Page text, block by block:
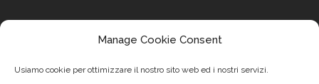
Manage Cookie Consent
Usiamo cookie per ottimizzare il nostro sito web ed i nostri servizi.
Seguici su